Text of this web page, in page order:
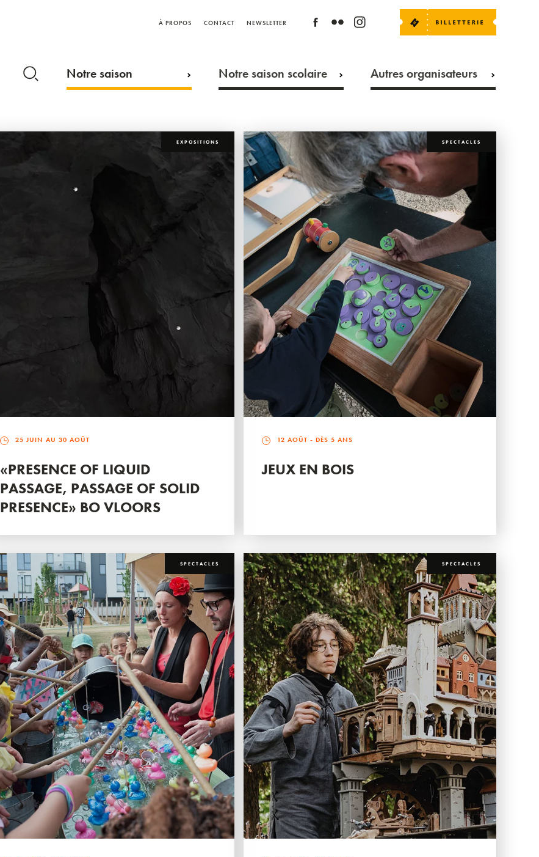
À PROPOS CONTACT NEWSLETTER
Notre saison Notre saison scolaire Autres organisateurs
EXPOSITIONS
25 JUIN AU 30 AOÛT
«PRESENCE OF LIQUID
PASSAGE, PASSAGE OF SOLID
PRESENCE» BO VLOORS
SPECTACLES
12 AOÛT - DÈS 5 ANS
JEUX EN BOIS
SPECTACLES SPECTACLES